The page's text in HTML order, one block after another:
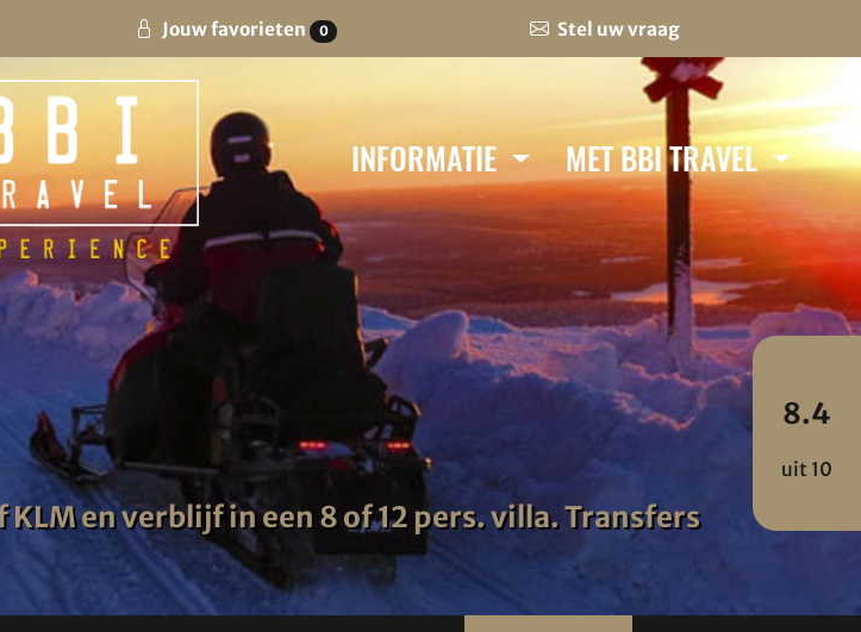
Jouw favorieten 0 Stel uw vraag
INFORMATIE MET BBI TRAVEL
8.4
uit 10
en verblijf in een 8 of 12 pers. villa. Transfers